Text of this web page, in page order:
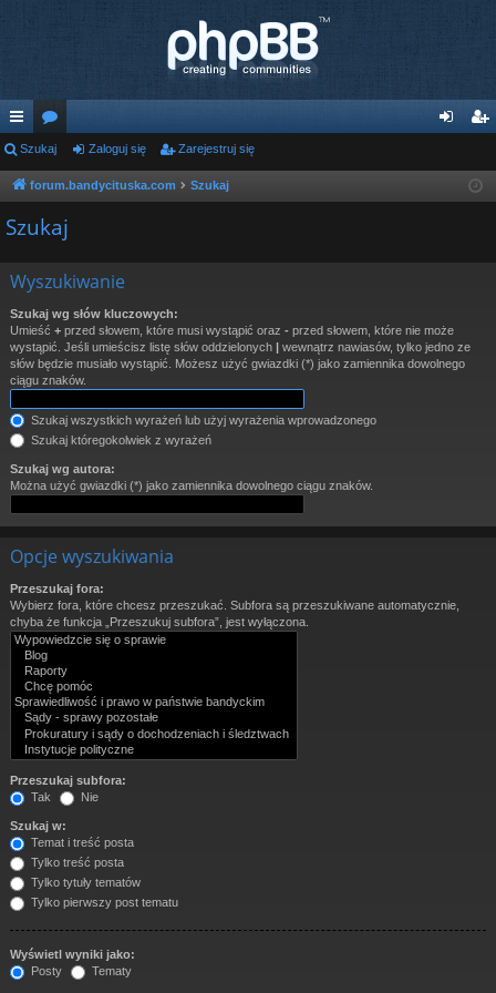
ię
ce
j
or
a ej
Szukaj Zaloguj się Zarejestruj się
forum.bandycituska.com Szukaj
Szukaj
Wyszukiwanie
Szukaj wg słów kluczowych:
Umieść + przed słowem, które musi wystąpić oraz - przed słowem, które nie może
wystąpić. Jeśli umieścisz listę słów oddzielonych | wewnątrz nawiasów, tylko jedno ze
słów będzie musiało wystąpić. Możesz użyć gwiazdki (*) jako zamiennika dowolnego
ciągu znaków.
Szukaj wszystkich wyrażeń lub użyj wyrażenia wprowadzonego
Szukaj któregokolwiek z wyrażeń
Szukaj wg autora:
Można użyć gwiazdki (*) jako zamiennika dowolnego ciągu znaków.
Opcje wyszukiwania
Przeszukaj fora:
Wybierz fora, które chcesz przeszukać. Subfora są przeszukiwane automatycznie,
chyba że funkcja „Przeszukuj subfora”, jest wyłączona.
Przeszukaj subfora:
Tak
Nie
Szukaj w:
Temat i treść posta
Tylko treść posta
Tylko tytuły tematów
Tylko pierwszy post tematu
Wyświetl wyniki jako:
Posty
Tematy